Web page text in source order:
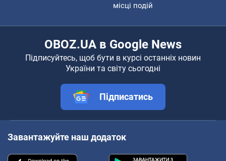
місці подій
OBOZ.UA в Google News
Підписуйтесь, щоб бути в курсі останніх новин
України та світу сьогодні
Підписатись
Завантажуйте наш додаток